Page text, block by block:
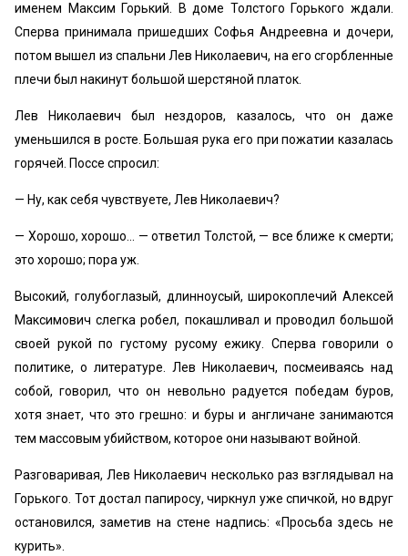
именем Максим Горький. В доме Толстого Горького ждали.
Сперва принимала пришедших Софья Андреевна и дочери,
потом вышел из спальни Лев Николаевич, на его сгорбленные
плечи был накинут большой шерстяной платок.
Лев Николаевич был нездоров, казалось, что он даже
уменьшился в росте. Большая рука его при пожатии казалась
горячей. Поссе спросил:
— Ну, как себя чувствуете, Лев Николаевич?
— Хорошо, хорошо... — ответил Толстой, — все ближе к смерти;
это хорошо; пора уж.
Высокий, голубоглазый, длинноусый, широкоплечий Алексей
Максимович слегка робел, покашливал и проводил большой
своей рукой по густому русому ежику. Сперва говорили о
политике, о литературе. Лев Николаевич, посмеиваясь над
собой, говорил, что он невольно радуется победам буров,
хотя знает, что это грешно: и буры и англичане занимаются
тем массовым убийством, которое они называют войной.
Разговаривая, Лев Николаевич несколько раз взглядывал на
Горького. Тот достал папиросу, чиркнул уже спичкой, но вдруг
остановился, заметив на стене надпись: «Просьба здесь не
курить».